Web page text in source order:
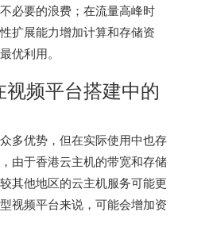
必要的浪费；在流量高峰时
扩展能力增加计算和存储资
优利用。
频平台搭建中的
多优势，但在实际使用中也存
由于香港云主机的带宽和存储
其他地区的云主机服务可能更
视频平台来说，可能会增加资